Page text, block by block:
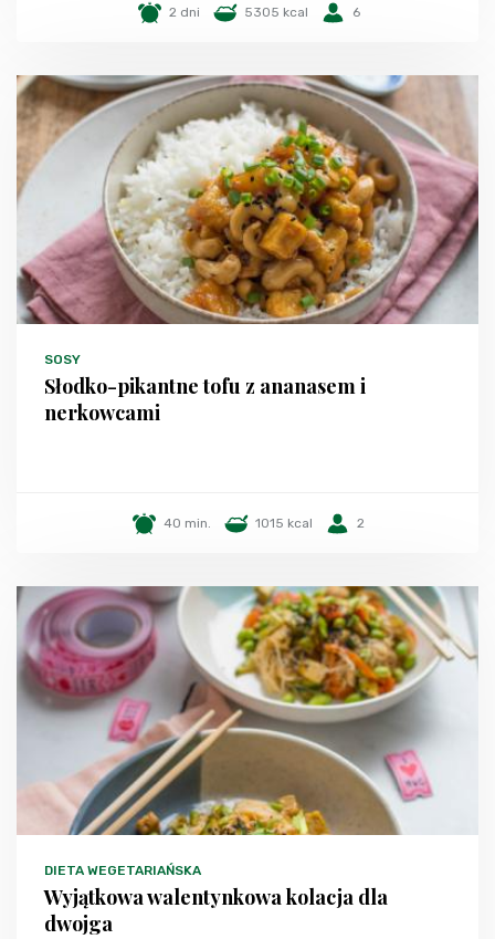
2 dni 5305 kcal 6
SOSY
Słodko-pikantne tofu z ananasem i
nerkowcami
40 min. 1015 kcal 2
DIETA WEGETARIAŃSKA
Wyjątkowa walentynkowa kolacja dla
dwojga